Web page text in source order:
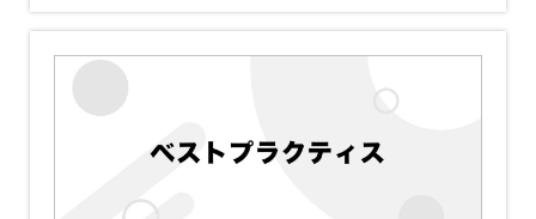
く、完全に分散されたチーム間でのインシデン
トコミュニケーションの管理にも取り組んでい
ます。一方、顧客は依然として完璧な体験を期
待しています。インシデントが発生した場合、
ビジネス面での対応と技術的な対応を緊密に統
合することが重要であると考えています。これ
は、既存の技術プロセスの自然な拡張である必
当社の最新の機能強化は、サイロを分解し、す
べてのチームに適切なレベルの情報を提供する
ことで、重要な瞬間に作業とコミュニケーショ
より良い顧客体験につながります。
モバイルステータスダッシュボードは、ビジネ
スの利害関係者に、ビジネスサービスに関する
情報更新への外出先でのアクセスを提供しま
れた通知により、通知受信者のエンゲージメン
るいは、インシデントが終了したと思って大規
らず、その後すぐにモニタリングやカスタマー
サポートなどの他のチャネルを通じて、同じ原
人間です。だからこそ、PagerDuty は新しい
アラートをトリガーすることなく、応答者がイ
ンシデントを再開することができる新機能（ア
ーリーアクセス可能）をリリースしました。こ
のシンプルでありながら重要なアクションは、
対応者の柔軟性を高め、インシデントの重複を
減らし、重大なインシデントの症状が再発して
ランブックオートメーションのインテグレーシ
ョン
もう1つの方法は、運用上の「ランブック」で
取得した手動または部分的に自動化された手順
をすべて自動化して、自動化されたインテリジ
とに引き続き注力しています。私たちは、ソフ
トウェア対応システムからのデジタルデータを
利用して、あらゆる信号をリアルタイムの洞察
と行動に変換する以上のことを目指していま
す。ネイティブインテグレーションのエコシス
に必要な方法で作業し、対応できるようにする
PagerDutyは、チームが必要な重要な情報と
とで、問題を未然に防ぎ、システムを最高のパ
フォーマンスで運用し続けることができます。
あなたが今いる場所で仕事をする
からでもモバイルからでも、どこでもリアルタ
モバイルアプリのロック